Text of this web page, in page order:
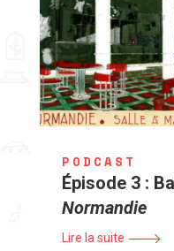
PODCAST
Épisode 3 :
Normandie
Lire la suite